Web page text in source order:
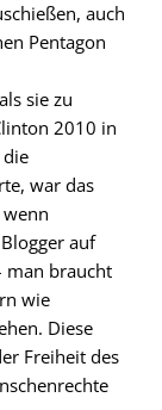
auch
Pentagon
sie zu
2010 in
war das
auf
man braucht
wie
Diese
Freiheit des